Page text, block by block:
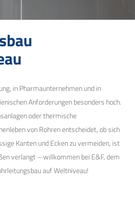
in Pharmaunternehmen und in
Anforderungen besonders hoch.
oder thermische
von Rohren entscheidet, ob sich
Kanten und Ecken zu vermeiden, ist
verlangt – willkommen bei E&F, dem
auf Weltniveau!